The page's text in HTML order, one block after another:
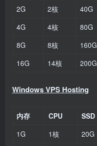
2G
2核 40G
4G
4核 80G
8G
8核 160G
16G
14核 200G
Windows VPS Hosting
内存 CPU SSD
1G
1核 20G